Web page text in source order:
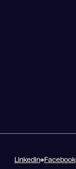
Linkedin Facebook